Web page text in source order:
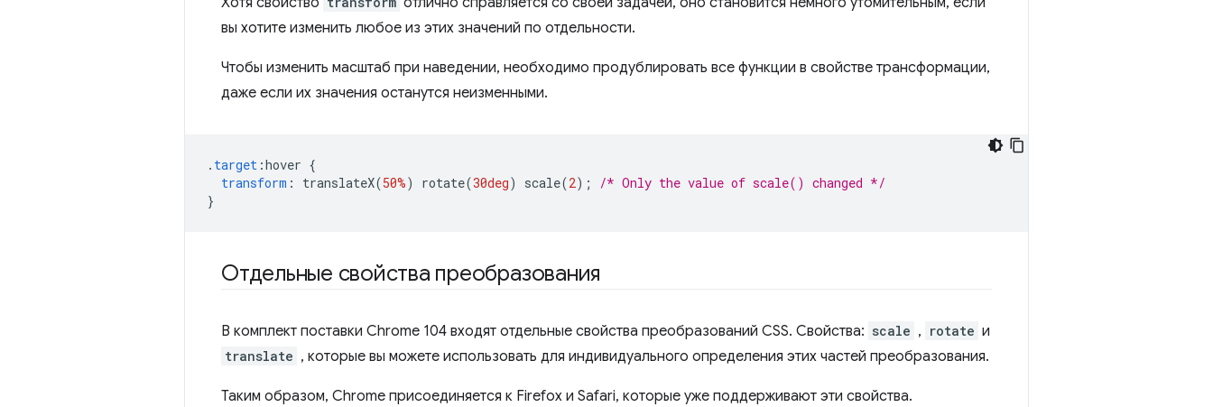
вы хотите изменить любое из этих значений по отдельности.
Чтобы изменить масштаб при наведении, необходимо продублировать все функции в свойстве трансформации,
даже если их значения останутся неизменными.
. target :hover {
transform : translateX(50%) rotate(30deg) scale(2);
/* Only the value of scale() changed */
}
Отдельные свойства преобразования
В комплект поставки Chrome 104 входят отдельные свойства преобразований CSS. Свойства: scale , rotate и
translate , которые вы можете использовать для индивидуального определения этих частей преобразования.
Таким образом, Chrome присоединяется к Firefox и Safari, которые уже поддерживают эти свойства.